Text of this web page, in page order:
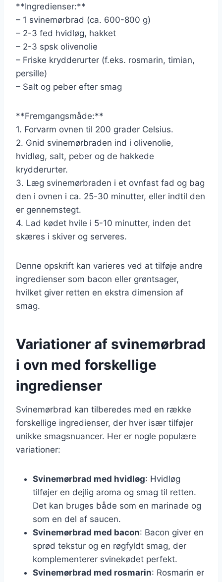
**Ingredienser:**
– 1 svinemørbrad (ca. 600-800 g)
– 2-3 fed hvidløg, hakket
– 2-3 spsk olivenolie
– Friske krydderurter (f.eks. rosmarin, timian,
persille)
– Salt og peber efter smag
**Fremgangsmåde:**
1. Forvarm ovnen til 200 grader Celsius.
2. Gnid svinemørbraden ind i olivenolie,
hvidløg, salt, peber og de hakkede
krydderurter.
3. Læg svinemørbraden i et ovnfast fad og bag
den i ovnen i ca. 25-30 minutter, eller indtil den
er gennemstegt.
4. Lad kødet hvile i 5-10 minutter, inden det
skæres i skiver og serveres.
Denne opskrift kan varieres ved at tilføje andre
ingredienser som bacon eller grøntsager,
hvilket giver retten en ekstra dimension af
smag.
Variationer af svinemørbrad
i ovn med forskellige
ingredienser
Svinemørbrad kan tilberedes med en række
forskellige ingredienser, der hver især tilføjer
unikke smagsnuancer. Her er nogle populære
variationer:
Svinemørbrad med hvidløg: Hvidløg
tilføjer en dejlig aroma og smag til retten.
Det kan bruges både som en marinade og
som en del af saucen.
Svinemørbrad med bacon: Bacon giver en
sprød tekstur og en røgfyldt smag, der
komplementerer svinekødet perfekt.
Svinemørbrad med rosmarin: Rosmarin er